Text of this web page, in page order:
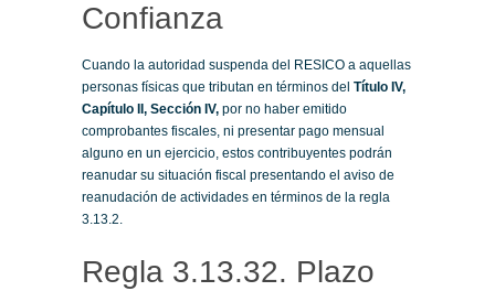
Confianza
Cuando la autoridad suspenda del RESICO a aquellas
personas físicas que tributan en términos del Título IV,
Capítulo II, Sección IV, por no haber emitido
comprobantes fiscales, ni presentar pago mensual
alguno en un ejercicio, estos contribuyentes podrán
reanudar su situación fiscal presentando el aviso de
reanudación de actividades en términos de la regla
3.13.2.
Regla 3.13.32. Plazo